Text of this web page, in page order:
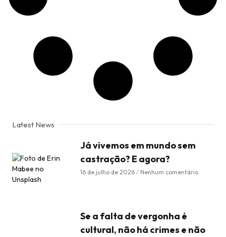
Latest News
Já vivemos em mundo sem
castração? E agora?
16 de julho de 2026 Nenhum comentário
Se a falta de vergonha é
cultural, não há crimes e não